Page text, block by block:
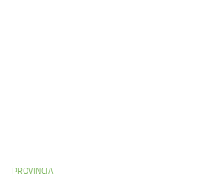
PROVINCIA